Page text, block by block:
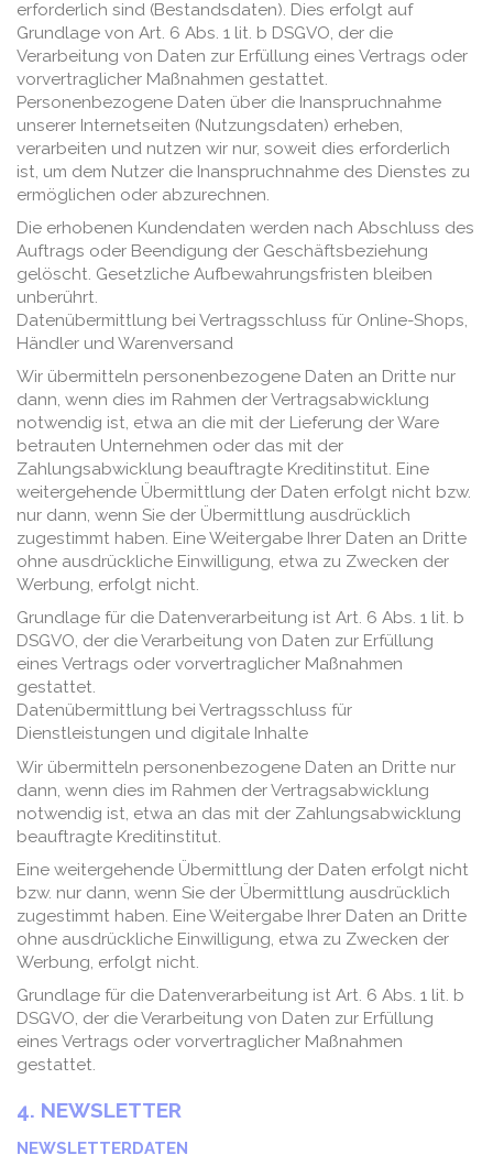
erforderlich sind (Bestandsdaten). Dies erfolgt auf
Grundlage von Art. 6 Abs. 1 lit. b DSGVO, der die
Verarbeitung von Daten zur Erfüllung eines Vertrags oder
vorvertraglicher Maßnahmen gestattet.
Personenbezogene Daten über die Inanspruchnahme
unserer Internetseiten (Nutzungsdaten) erheben,
verarbeiten und nutzen wir nur, soweit dies erforderlich
ist, um dem Nutzer die Inanspruchnahme des Dienstes zu
ermöglichen oder abzurechnen.
Die erhobenen Kundendaten werden nach Abschluss des
Auftrags oder Beendigung der Geschäftsbeziehung
gelöscht. Gesetzliche Aufbewahrungsfristen bleiben
unberührt.
Datenübermittlung bei Vertragsschluss für Online-Shops,
Händler und Warenversand
Wir übermitteln personenbezogene Daten an Dritte nur
dann, wenn dies im Rahmen der Vertragsabwicklung
notwendig ist, etwa an die mit der Lieferung der Ware
betrauten Unternehmen oder das mit der
Zahlungsabwicklung beauftragte Kreditinstitut. Eine
weitergehende Übermittlung der Daten erfolgt nicht bzw.
nur dann, wenn Sie der Übermittlung ausdrücklich
zugestimmt haben. Eine Weitergabe Ihrer Daten an Dritte
ohne ausdrückliche Einwilligung, etwa zu Zwecken der
Werbung, erfolgt nicht.
Grundlage für die Datenverarbeitung ist Art. 6 Abs. 1 lit. b
DSGVO, der die Verarbeitung von Daten zur Erfüllung
eines Vertrags oder vorvertraglicher Maßnahmen
gestattet.
Datenübermittlung bei Vertragsschluss für
Dienstleistungen und digitale Inhalte
Wir übermitteln personenbezogene Daten an Dritte nur
dann, wenn dies im Rahmen der Vertragsabwicklung
notwendig ist, etwa an das mit der Zahlungsabwicklung
beauftragte Kreditinstitut.
Eine weitergehende Übermittlung der Daten erfolgt nicht
bzw. nur dann, wenn Sie der Übermittlung ausdrücklich
zugestimmt haben. Eine Weitergabe Ihrer Daten an Dritte
ohne ausdrückliche Einwilligung, etwa zu Zwecken der
Werbung, erfolgt nicht.
Grundlage für die Datenverarbeitung ist Art. 6 Abs. 1 lit. b
DSGVO, der die Verarbeitung von Daten zur Erfüllung
eines Vertrags oder vorvertraglicher Maßnahmen
gestattet.
4. NEWSLETTER
NEWSLETTERDATEN